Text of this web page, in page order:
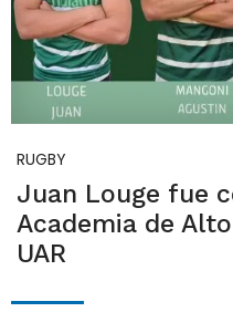
RUGBY
Juan Louge fue
Academia de
UAR